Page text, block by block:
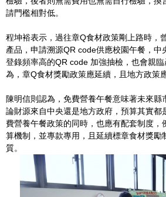
請門檻相對低。
程坤裕表示，過往章Q食材政策剛上路時，
產品，申請溯源QR code供應校園午餐，中
登錄頻率高的QR code 加強抽檢，也會親
為，章Q食材獎勵政策應延續，且地方政策
陳明信則認為，免費營養午餐意味著未來縣
論財源來自中央還是地方政府，預算其實都
費營養午餐政策的同時，也應有配套制度，
算機制，並專款專用，且延續標章食材獎勵
質。